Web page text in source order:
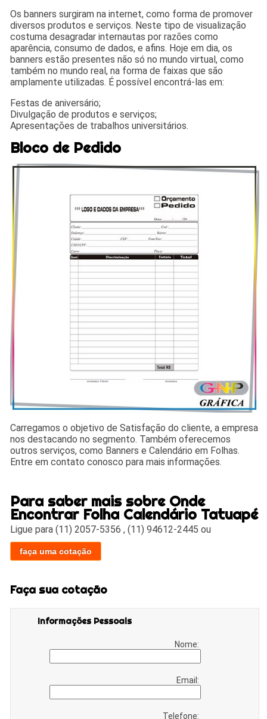
Os banners surgiram na internet, como forma de promover
diversos produtos e serviços. Neste tipo de visualização
costuma desagradar internautas por razões como
aparência, consumo de dados, e afins. Hoje em dia, os
banners estão presentes não só no mundo virtual, como
também no mundo real, na forma de faixas que são
amplamente utilizadas. É possível encontrá-las em:
Festas de aniversário;
Divulgação de produtos e serviços;
Apresentações de trabalhos universitários.
Bloco de Pedido
Carregamos o objetivo de Satisfação do cliente, a empresa
nos destacando no segmento. Também oferecemos
outros serviços, como Banners e Calendário em Folhas.
Entre em contato conosco para mais informações.
Para saber mais sobre Onde
Encontrar Folha Calendário Tatuapé
Ligue para(11) 2057-5356 ,(11) 94612-2445 ou
faça uma cotação
Faça sua cotação
Informações Pessoais
Nome:
Email:
Telefone: